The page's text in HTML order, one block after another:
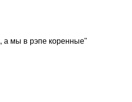
а мы в рэпе коренные"